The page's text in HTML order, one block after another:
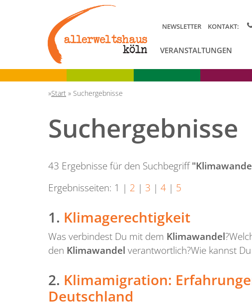
NEWSLETTER KONTAKT:
VERANSTALTUNGEN
Start » Suchergebnisse
Suchergebnisse
43 Ergebnisse für den Suchbegriff
Ergebnisseiten: 1 | 2 | 3 | 4 | 5
1. Klimagerechtigkeit
Was verbindest Du mit dem Klimawandel
den Klimawandel verantwortlich?Wie kannst
2. Klimamigration:
Deutschland